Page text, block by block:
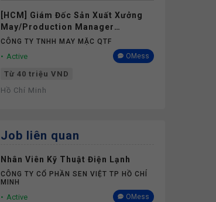
[HCM] Giám Đốc Sản Xuất Xưởng
May/Production Manager
(Garments) - Lương 40M+
CÔNG TY TNHH MAY MẶC QTF
Active OMess
Từ 40 triệu VND
Hồ Chí Minh
Job liên quan
Nhân Viên Kỹ Thuật Điện Lạnh
CÔNG TY CỔ PHẦN SEN VIỆT TP HỒ CHÍ
MINH
Active OMess